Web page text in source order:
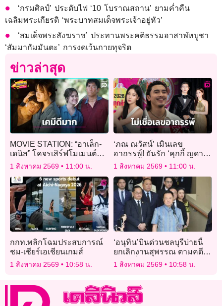
‘กรมศิลป์’ ประดับไฟ ‘10 โบราณสถาน’ ยามค่ำคืน
เฉลิมพระเกียรติ ‘พระบาทสมเด็จพระเจ้าอยู่หัว’
‘สมเด็จพระสังฆราช’ ประทานพระคติธรรมอาสาฬหบูชา
‘สัมมากัมมันตะ’ การงดเว้นกายทุจริต
ข่าวล่าสุด
MOVIE STATION: “อาเล็ก-
เดนิส” โคจรเสิร์ฟโมเมนต์
หวานหลอนใน “คำสารภาพ
1 สิงหาคม 2569 11:00 น.
‘ภณ ณวัสน์’ เมินเลข
อาถรรพ์! ยันรัก ‘คุกกี้ ญดา’
ยังแฮปปี้ 3 ปี ไร้ปัญหา
1 สิงหาคม 2569 11:00 น.
กกท.พลิกโฉมประสบการณ์
ชม-เชียร์เอเชียนเกมส์
1 สิงหาคม 2569 10:58 น.
‘อนุทิน’บินด่วนชลบุรีบ่ายนี้
ยกเลิกงานสุพรรณ ตามคดี
ฆ่า 2 พี่น้องชาวรัสเซีย
1 สิงหาคม 2569 10:58 น.